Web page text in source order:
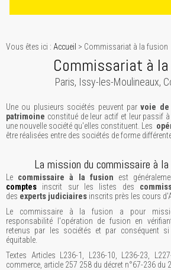
Vous êtes ici : Accueil > Commissariat à la fusion
Commissariat à
Paris, Issy-les-Moulineaux,
Une ou plusieurs sociétés peuvent parvoie de
patrimoine constitué de leur actif et leur passif
une nouvelle société qu'elles constituent. Les
être réalisées entre des sociétés de forme
La mission du commissaire à
Le commissaire à la fusion est
comptes inscrit sur les listes des
des experts judiciaires inscrits près les cours
Le commissaire à la fusion a pour
responsabilité l'opération de fusion en
retenus par les sociétés et par conséquent
équitable.
Textes Articles L236-1, L236-10, L236-23,
commerce, article 257 258 du décret n°67-236 du